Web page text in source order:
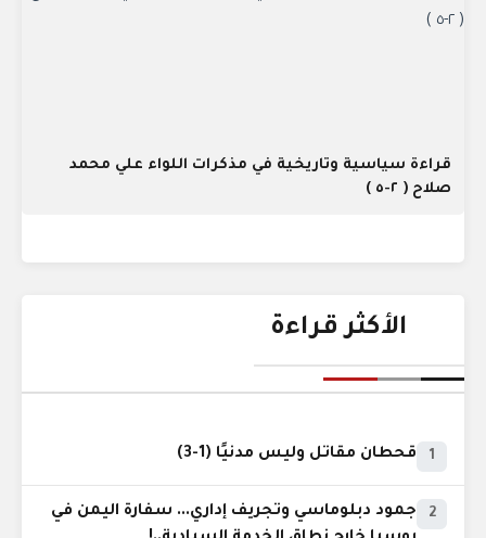
قراءة سياسية وتاريخية في مذكرات اللواء علي محمد
صلاح ( ٢-٥ )
الأكثر قراءة
1 قحطان مقاتل وليس مدنيًا (1-3)
2
جمود دبلوماسي وتجريف إداري... سفارة اليمن في